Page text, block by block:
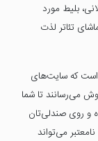
بلیط مورد
تئاتر لذت
است که سایت‌های
می‌رسانند تا شما
و روی صندلی‌تان
می‌تواند